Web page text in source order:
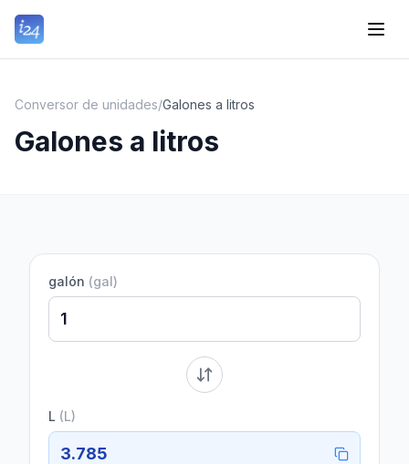
Conversor de unidades/Galones a litros
Galones a litros
galón (gal)
L (L)
3.785